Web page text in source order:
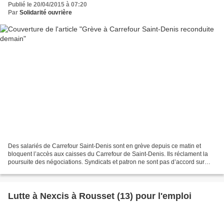
Publié le 20/04/2015 à 07:20
Par Solidarité ouvrière
Des salariés de Carrefour Saint-Denis sont en grève depuis ce matin et
bloquent l’accès aux caisses du Carrefour de Saint-Denis. Ils réclament la
poursuite des négociations. Syndicats et patron ne sont pas d’accord sur
Lutte à Nexcis à Rousset (13) pour l'emploi